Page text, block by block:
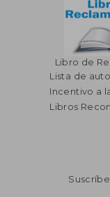
Libro de
Lista de
Incentivo a
Libros